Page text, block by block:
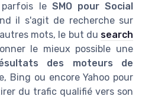
le SMO pour Social
il s'agit de recherche sur
mots, le but du search
le mieux possible une
des moteurs de
Bing ou encore Yahoo pour
du trafic qualifié vers son